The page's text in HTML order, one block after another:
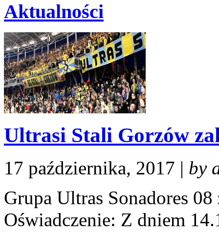
Aktualności
Ultrasi Stali Gorzów
17 października, 2017 | by
Grupa Ultras Sonadores 08
Oświadczenie: Z dniem